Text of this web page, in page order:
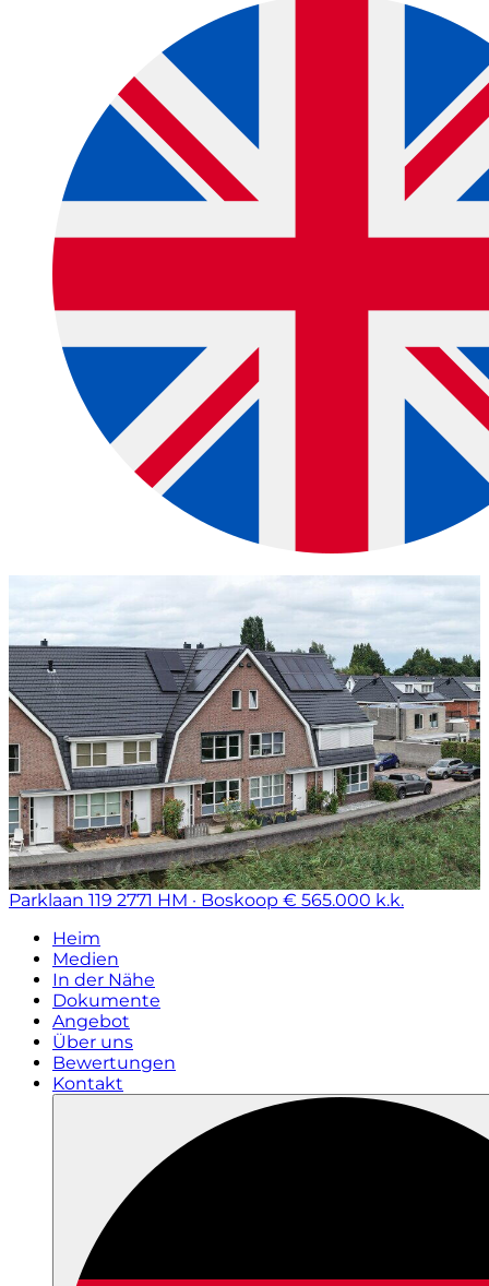
Parklaan 119 2771 HM · Boskoop € 565.000 k.k.
Heim
Medien
In der Nähe
Dokumente
Angebot
Über uns
Bewertungen
Kontakt